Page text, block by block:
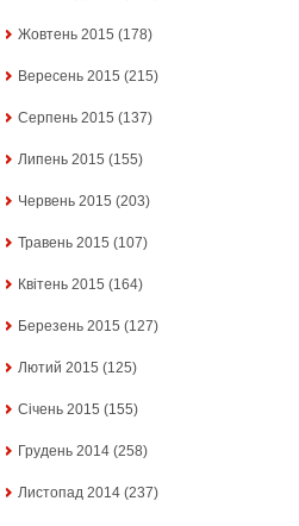
Жовтень 2015 (178)
Вересень 2015 (215)
Серпень 2015 (137)
Липень 2015 (155)
Червень 2015 (203)
Травень 2015 (107)
Квітень 2015 (164)
Березень 2015 (127)
Лютий 2015 (125)
Січень 2015 (155)
Грудень 2014 (258)
Листопад 2014 (237)